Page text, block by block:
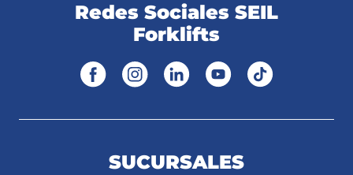
Redes Sociales SEIL
Forklifts
SUCURSALES